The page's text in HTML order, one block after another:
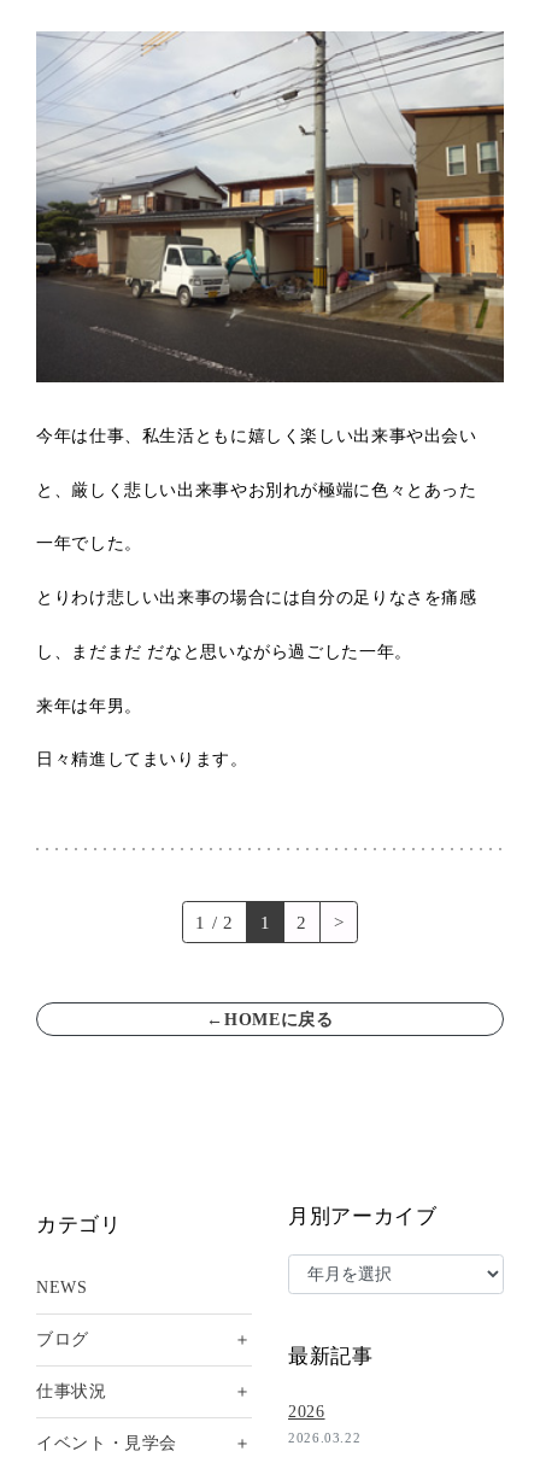
今年は仕事、私生活ともに嬉しく楽しい出来事や出会い
と、厳しく悲しい出来事やお別れが極端に色々とあった
一年でした。
とりわけ悲しい出来事の場合には自分の足りなさを痛感
し、まだまだ だなと思いながら過ごした一年。
来年は年男。
日々精進してまいります。
1 / 2 1 2 >
←HOMEに戻る
カテゴリ
NEWS
ブログ ＋
仕事状況 ＋
イベント・見学会 ＋
月別アーカイブ
最新記事
2026
2026.03.22